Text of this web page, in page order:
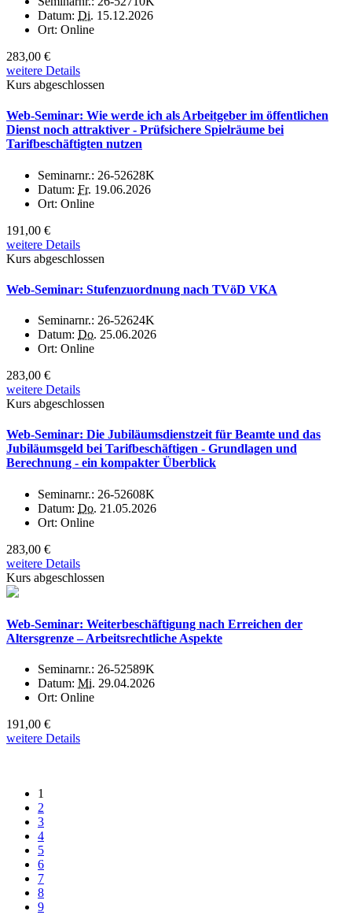
Datum: Di. 15.12.2026
Ort: Online
283,00 €
weitere Details
Kurs abgeschlossen
Web-Seminar: Wie werde ich als Arbeitgeber im öffentlichen
Dienst noch attraktiver - Prüfsichere Spielräume bei
Tarifbeschäftigten nutzen
Seminarnr.: 26-52628K
Datum: Fr. 19.06.2026
Ort: Online
191,00 €
weitere Details
Kurs abgeschlossen
Web-Seminar: Stufenzuordnung nach TVöD VKA
Seminarnr.: 26-52624K
Datum: Do. 25.06.2026
Ort: Online
283,00 €
weitere Details
Kurs abgeschlossen
Web-Seminar: Die Jubiläumsdienstzeit für Beamte und das
Jubiläumsgeld bei Tarifbeschäftigen - Grundlagen und
Berechnung - ein kompakter Überblick
Seminarnr.: 26-52608K
Datum: Do. 21.05.2026
Ort: Online
283,00 €
weitere Details
Kurs abgeschlossen
Web-Seminar: Weiterbeschäftigung nach Erreichen der
Altersgrenze – Arbeitsrechtliche Aspekte
Seminarnr.: 26-52589K
Datum: Mi. 29.04.2026
Ort: Online
191,00 €
weitere Details
1
2
3
4
5
6
7
8
9